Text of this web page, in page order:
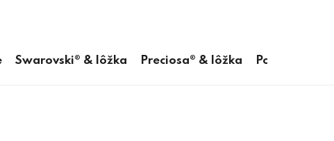
Swarovski® & lôžka Preciosa® & lôžka Pomôcky